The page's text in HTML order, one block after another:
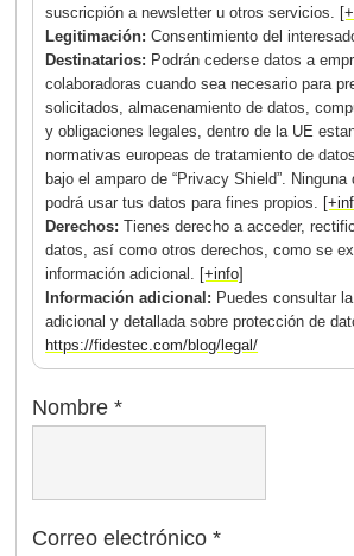
suscricpión a newsletter u otros servicios.
Legitimación:Consentimiento del
Destinatarios: Podrán cederse datos a
colaboradoras cuando sea necesario para
solicitados, almacenamiento de datos,
y obligaciones legales, dentro de la UE
normativas europeas de tratamiento de
bajo el amparo de “Privacy Shield”.
podrá usar tus datos para fines propios.
Derechos:Tienes derecho a acceder,
datos, así como otros derechos, como se
información adicional. [+info]
Información adicional: Puedes consultar
adicional y detallada sobre protección de
https://fidestec.com/blog/legal/
Nombre*
Correo electrónico*